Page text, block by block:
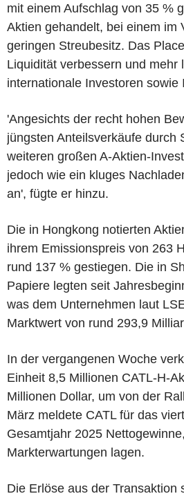
mit einem Aufschlag von 35 %
Aktien gehandelt, bei einem im
geringen Streubesitz. Das
Liquidität verbessern und mehr
internationale Investoren sowie
'Angesichts der recht hohen
jüngsten Anteilsverkäufe durch
weiteren großen A-Aktien-
jedoch wie ein kluges
an', fügte er hinzu.
Die in Hongkong notierten
ihrem Emissionspreis von 263
rund 137 % gestiegen. Die in
Papiere legten seit
was dem Unternehmen laut
Marktwert von rund 293,9
In der vergangenen Woche
Einheit 8,5 Millionen CATL-H-
Millionen Dollar, um von der
März meldete CATL für das
Gesamtjahr 2025
Markterwartungen lagen.
Die Erlöse aus der Transaktion